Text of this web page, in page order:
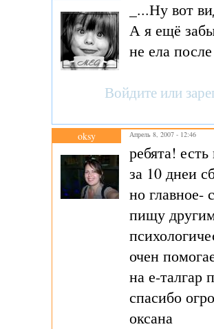
_...Ну вот
А я ещё
не ела
Войдите или
oksy Апрель 8, 2007 - 12:46
ребята!
за 10 днеи
но главное-
пищу
очен
на е-талгар
спасибо
оксана